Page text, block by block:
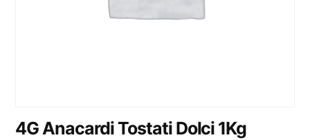
4G Anacardi Tostati Dolci 1Kg